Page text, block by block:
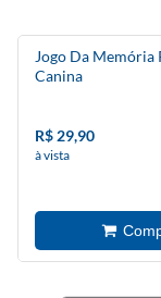
Jogo Da Memória
Canina
R$ 29,90
à vista